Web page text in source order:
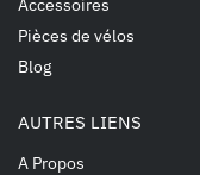
Accessoires
Pièces de vélos
Blog
AUTRES LIENS
A Propos